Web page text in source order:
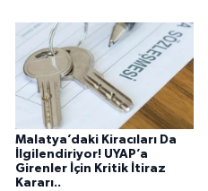
Malatya’daki Kiracıları Da
İlgilendiriyor! UYAP’a
Girenler İçin Kritik İtiraz
Kararı..